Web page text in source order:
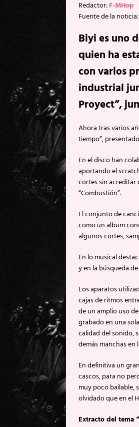
Redactor:F-MHop
Fuente de la noticia:
Biyi es uno
quien ha
con varios
industrial
Proyect”,
Ahora tras varios
tiempo”,
En el disco han
aportando el
cortes sin acreditar
“Combustión”.
El conjunto de
como un album
algunos cortes,
En lo musical
y en la búsqueda
Los aparatos
cajas de ritmos
de un amplio uso
grabado en una
calidad del sonido,
demás manchas en
En definitiva un
cascos, para no
muy poco bailable,
olvidado que en el
Extracto del tema